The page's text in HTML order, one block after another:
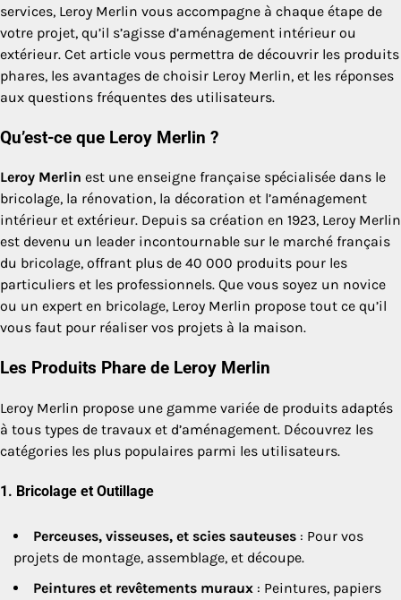
services, Leroy Merlin vous accompagne à chaque étape de
votre projet, qu’il s’agisse d’aménagement intérieur ou
extérieur. Cet article vous permettra de découvrir les produits
phares, les avantages de choisir Leroy Merlin, et les réponses
aux questions fréquentes des utilisateurs.
Qu’est-ce que Leroy Merlin ?
Leroy Merlin est une enseigne française spécialisée dans le
bricolage, la rénovation, la décoration et l’aménagement
intérieur et extérieur. Depuis sa création en 1923, Leroy Merlin
est devenu un leader incontournable sur le marché français
du bricolage, offrant plus de 40 000 produits pour les
particuliers et les professionnels. Que vous soyez un novice
ou un expert en bricolage, Leroy Merlin propose tout ce qu’il
vous faut pour réaliser vos projets à la maison.
Les Produits Phare de Leroy Merlin
Leroy Merlin propose une gamme variée de produits adaptés
à tous types de travaux et d’aménagement. Découvrez les
catégories les plus populaires parmi les utilisateurs.
1. Bricolage et Outillage
Perceuses, visseuses, et scies sauteuses : Pour vos
projets de montage, assemblage, et découpe.
Peintures et revêtements muraux : Peintures, papiers